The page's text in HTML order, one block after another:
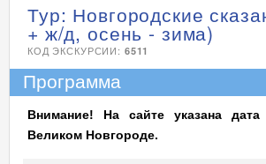
Тур: Новгородские
+ ж/д, осень - зима)
КОД ЭКСКУРСИИ: 6511
Программа
Внимание! На сайте указана
Великом Новгороде.